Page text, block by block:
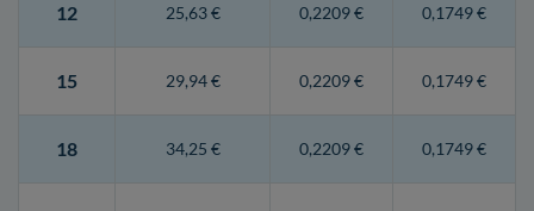
12 25,63 € 0,2209 € 0,1749 €
15 29,94 € 0,2209 € 0,1749 €
18 34,25 € 0,2209 € 0,1749 €